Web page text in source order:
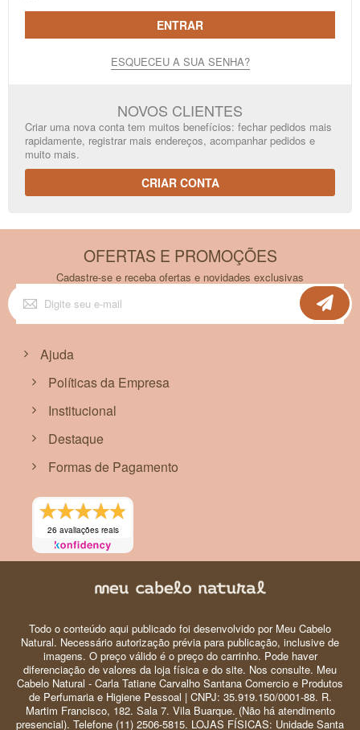
ENTRAR
ESQUECEU A SUA SENHA?
NOVOS CLIENTES
Criar uma nova conta tem muitos benefícios: fechar pedidos mais
rapidamente, registrar mais endereços, acompanhar pedidos e
muito mais.
CRIAR CONTA
OFERTAS E PROMOÇÕES
Cadastre-se e receba ofertas e novidades exclusivas
Inscreva-
se
na
Ajuda
Políticas da Empresa
Institucional
Destaque
Formas de Pagamento
26 avaliações reais
Todo o conteúdo aqui publicado foi desenvolvido por Meu Cabelo
Natural. Necessário autorização prévia para publicação, inclusive de
imagens. O preço válido é o preço do carrinho. Pode haver
diferenciação de valores da loja física e do site. Nos consulte. Meu
Cabelo Natural - Carla Tatiane Carvalho Santana Comercio e Produtos
de Perfumaria e Higiene Pessoal | CNPJ: 35.919.150/0001-88. R.
Martim Francisco, 182. Sala 7. Vila Buarque. (Não há atendimento
presencial). Telefone (11) 2506-5815. LOJAS FÍSICAS: Unidade Santa